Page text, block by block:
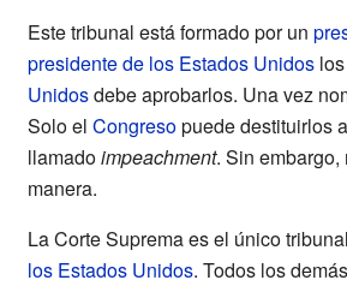
Este tribunal está formado por un
presidente de los Estados Unidoslos
Unidosdebe aprobarlos. Una vez
Solo el Congresopuede destituirlos
llamadoimpeachment. Sin
manera.
La Corte Suprema es el único
los Estados Unidos. Todos los